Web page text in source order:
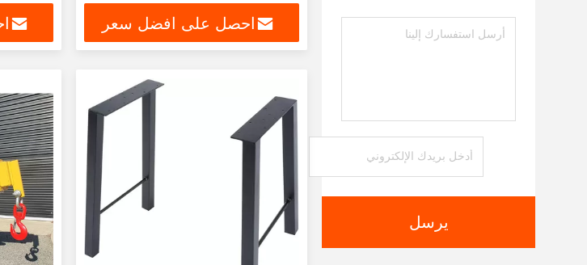
يرسل
احصل على افضل سعر